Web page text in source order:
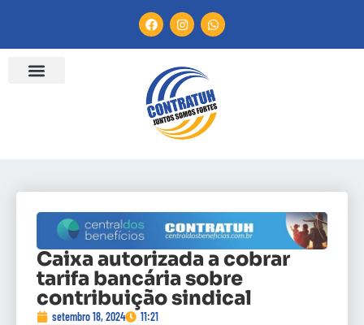
Caixa autorizada a cobrar
tarifa bancária sobre
contribuição sindical
setembro 18, 2024 11:21